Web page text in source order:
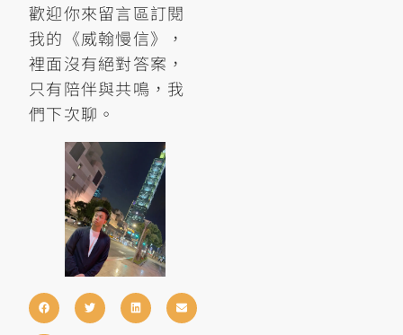
歡迎你來留言區訂閱
我的《威翰慢信》，
裡面沒有絕對答案，
只有陪伴與共鳴，我
們下次聊。